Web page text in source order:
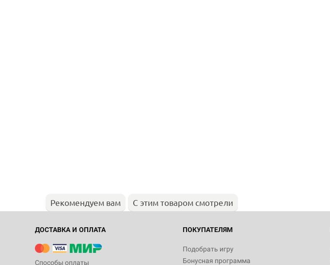
Рекомендуем вам С этим товаром смотрели
ДОСТАВКА И ОПЛАТА
Способы оплаты
ПОКУПАТЕЛЯМ
Подобрать игру
Бонусная программа